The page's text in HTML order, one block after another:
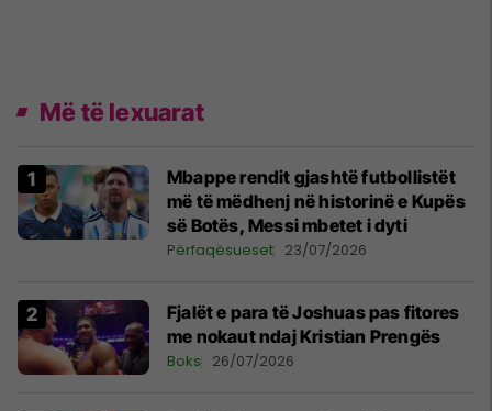
Më të lexuarat
Mbappe rendit gjashtë futbollistët
më të mëdhenj në historinë e Kupës
së Botës, Messi mbetet i dyti
Përfaqësueset 23/07/2026
Fjalët e para të Joshuas pas fitores
me nokaut ndaj Kristian Prengës
Boks 26/07/2026